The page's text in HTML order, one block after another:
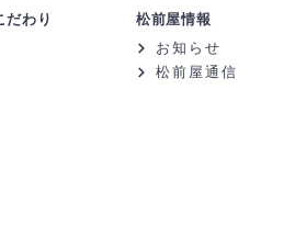
だわり
松前屋情報
お知らせ
松前屋通信